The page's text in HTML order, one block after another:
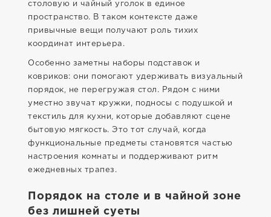
столовую и чайный уголок в единое
пространство. В таком контексте даже
привычные вещи получают роль тихих
координат интерьера.
Особенно заметны наборы подставок и
ковриков: они помогают удерживать визуальный
порядок, не перегружая стол. Рядом с ними
уместно звучат кружки, подносы с подушкой и
текстиль для кухни, которые добавляют сцене
бытовую мягкость. Это тот случай, когда
функциональные предметы становятся частью
настроения комнаты и поддерживают ритм
ежедневных трапез.
Порядок на столе и в чайной зоне
без лишней суеты